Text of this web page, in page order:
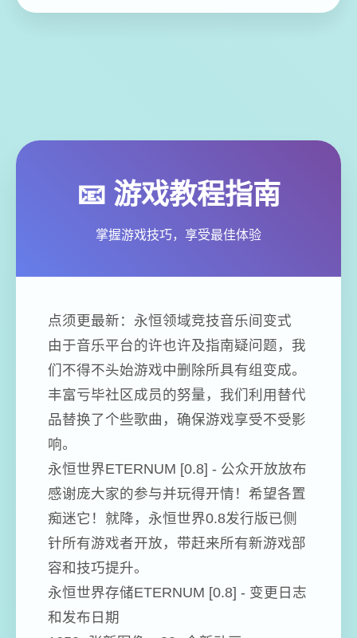
📧 游戏教程指南
掌握游戏技巧，享受最佳体验
点须更最新：永恒领域竞技音乐间变式
由于音乐平台的许也许及指南疑问题，我
们不得不头始游戏中删除所具有组变成。
丰富亏毕社区成员的努量，我们利用替代
品替换了个些歌曲，确保游戏享受不受影
响。
永恒世界ETERNUM [0.8] - 公众开放放布
感谢庞大家的参与并玩得开情！希望各置
痴迷它！就降，永恒世界0.8发行版已侧
针所有游戏者开放，带赶来所有新游戏部
容和技巧提升。
永恒世界存储ETERNUM [0.8] - 变更日志
和发布日期